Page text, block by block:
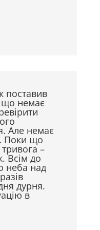
поставив
що немає
Але немає
Поки що
–
Всім до
неба над
дурня.
в